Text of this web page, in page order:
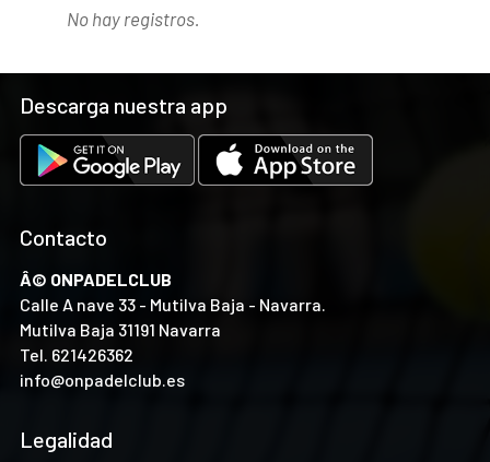
No hay registros.
Descarga nuestra app
Contacto
Â© ONPADELCLUB
Calle A nave 33 - Mutilva Baja - Navarra.
Mutilva Baja 31191 Navarra
Tel. 621426362
info@onpadelclub.es
Legalidad